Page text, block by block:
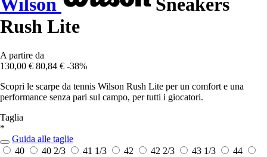
Rush Lite
A partire da
130,00 € 80,84 € -38%
Scopri le scarpe da tennis Wilson Rush Lite per un comfort e una
performance senza pari sul campo, per tutti i giocatori.
Taglia
*
Guida alle taglie
40
40 2/3 41 1/3 42 42 2/3 43 1/3
44